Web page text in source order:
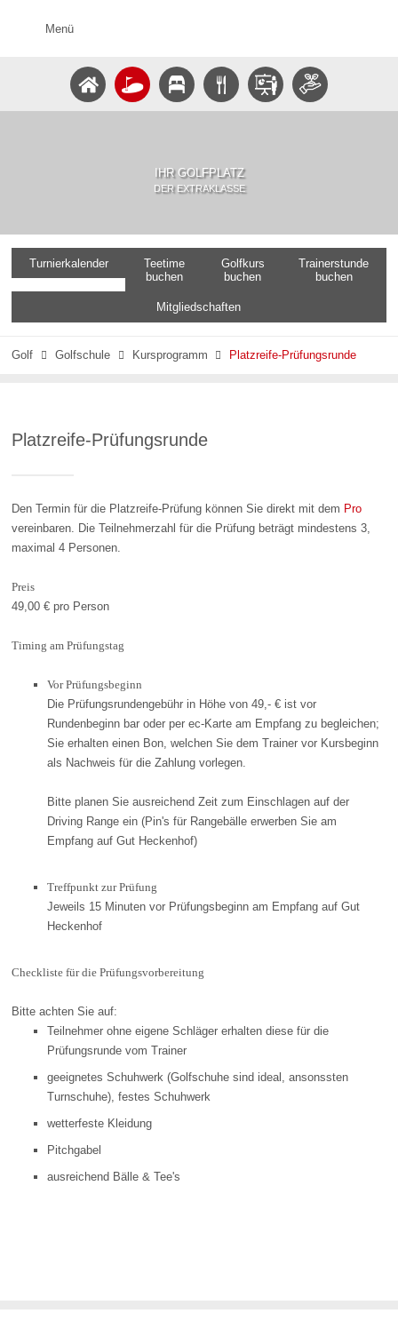
Menü
IHR GOLFPLATZ
DER EXTRAKLASSE
Turnierkalender
Teetime
buchen
Golfkurs
buchen
Trainerstunde
buchen
Mitgliedschaften
Golf  Golfschule  Kursprogramm  Platzreife-Prüfungsrunde
Platzreife-Prüfungsrunde
Den Termin für die Platzreife-Prüfung können Sie direkt mit dem Pro
vereinbaren. Die Teilnehmerzahl für die Prüfung beträgt mindestens 3,
maximal 4 Personen.
Preis
49,00 € pro Person
Timing am Prüfungstag
Vor Prüfungsbeginn
Die Prüfungsrundengebühr in Höhe von 49,- € ist vor
Rundenbeginn bar oder per ec-Karte am Empfang zu begleichen;
Sie erhalten einen Bon, welchen Sie dem Trainer vor Kursbeginn
als Nachweis für die Zahlung vorlegen.
Bitte planen Sie ausreichend Zeit zum Einschlagen auf der
Driving Range ein (Pin's für Rangebälle erwerben Sie am
Empfang auf Gut Heckenhof)
Treffpunkt zur Prüfung
Jeweils 15 Minuten vor Prüfungsbeginn am Empfang auf Gut
Heckenhof
Checkliste für die Prüfungsvorbereitung
Bitte achten Sie auf:
Teilnehmer ohne eigene Schläger erhalten diese für die
Prüfungsrunde vom Trainer
geeignetes Schuhwerk (Golfschuhe sind ideal, ansonssten
Turnschuhe), festes Schuhwerk
wetterfeste Kleidung
Pitchgabel
ausreichend Bälle & Tee's